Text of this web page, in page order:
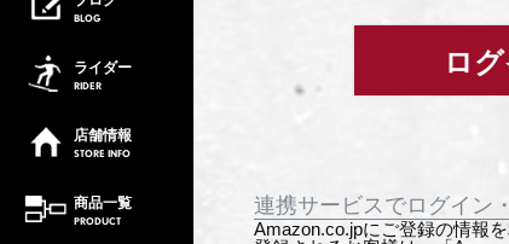
BLOG
ライダー
RIDER
店舗情報
STORE INFO
商品一覧
PRODUCT
ロ
連携サービスでログイン
Amazon.co.jpにご登録の情報